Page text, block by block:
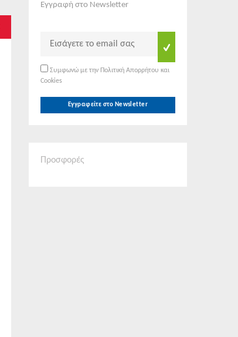
Εγγραφή στο Newsletter
Συμφωνώ με την Πολιτική Απορρήτου και
Cookies
Εγγραφείτε στο Newsletter
Προσφορές